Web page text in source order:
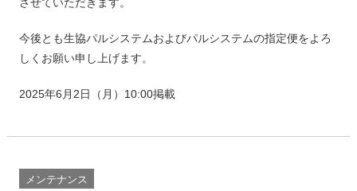
今後とも生協パルシステムおよびパルシステムの指定便をよろ
しくお願い申し上げます。
2025年6月2日（月）10:00掲載
メンテナンス